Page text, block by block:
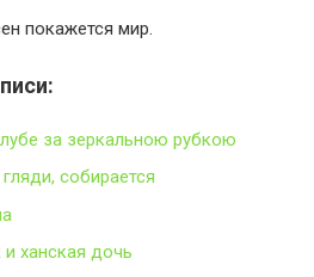
покажется мир.
за зеркальною рубкою
собирается
ханская дочь